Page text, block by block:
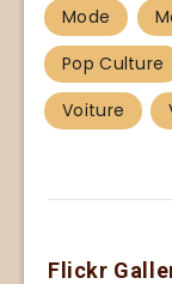
Mode
Pop Culture
Voiture
Flickr